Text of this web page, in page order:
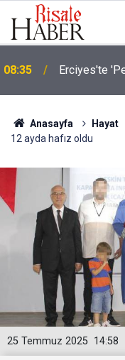
08:35 Erciyes'te
Anasayfa Hayat
12 ayda hafız oldu
14:58
25 Temmuz 2025